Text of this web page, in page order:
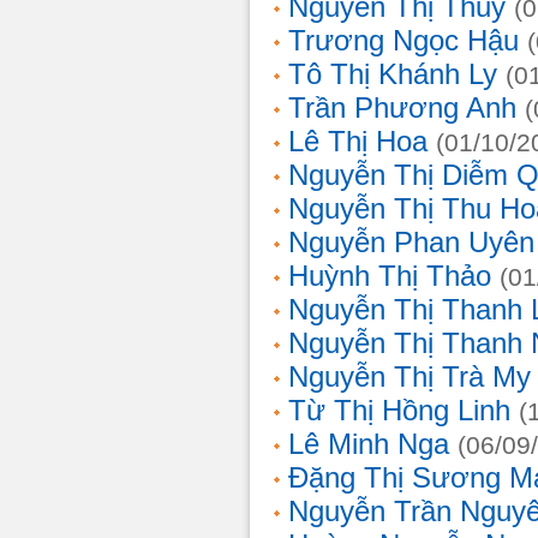
Nguyễn Thị Thủy
Trương Ngọc Hậu
Tô Thị Khánh Ly
Trần Phương Anh
Lê Thị Hoa (01/10/
Nguyễn Thị Diễm
Nguyễn Thị Thu
Nguyễn Phan
Huỳnh Thị Thảo
Nguyễn Thị Thanh
Nguyễn Thị Thanh
Nguyễn Thị Trà My
Từ Thị Hồng Linh
Lê Minh Nga (06/
Đặng Thị Sương
Nguyễn Trần